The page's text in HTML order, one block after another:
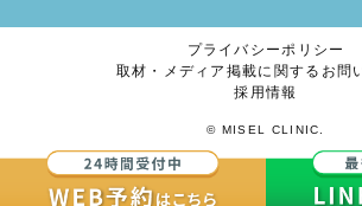
プライバシーポリシー
取材・メディア掲載に関するお問
採用情報
© MISEL CLINIC.